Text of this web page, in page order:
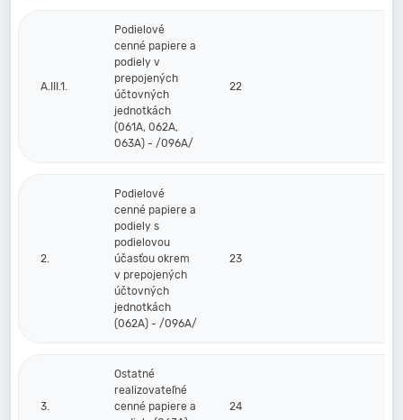
A.III.1.
Podielové
cenné papiere a
podiely v
prepojených
účtovných
jednotkách
(061A, 062A,
063A) - /096A/
22
2.
Podielové
cenné papiere a
podiely s
podielovou
účasťou okrem
v prepojených
účtovných
jednotkách
(062A) - /096A/
23
3.
Ostatné
realizovateľné
cenné papiere a
24